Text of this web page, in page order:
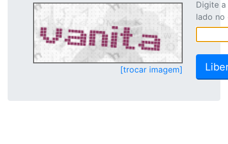
[trocar imagem]
Digite
lado no